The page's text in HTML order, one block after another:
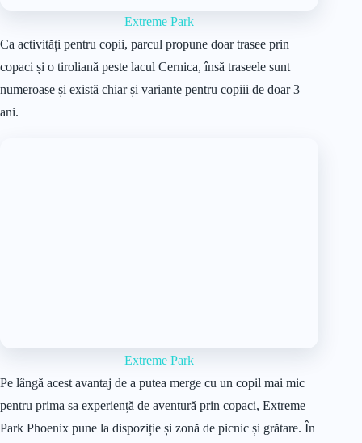
Extreme Park
Ca activități pentru copii, parcul propune doar trasee prin
copaci și o tiroliană peste lacul Cernica, însă traseele sunt
numeroase și există chiar și variante pentru copiii de doar 3
ani.
Extreme Park
Pe lângă acest avantaj de a putea merge cu un copil mai mic
pentru prima sa experiență de aventură prin copaci, Extreme
Park Phoenix pune la dispoziție și zonă de picnic și grătare. În